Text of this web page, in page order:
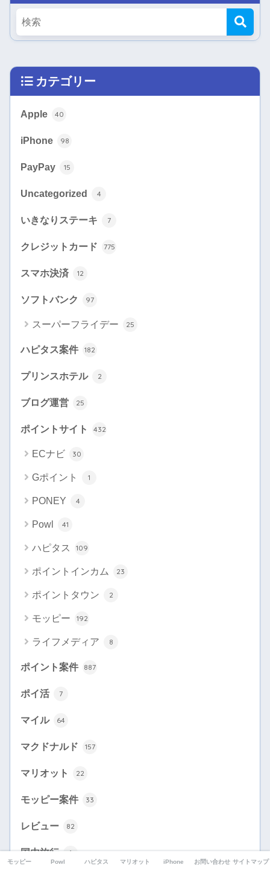
カテゴリー
Apple 40
iPhone 98
PayPay 15
Uncategorized 4
いきなりステーキ 7
クレジットカード 775
スマホ決済 12
ソフトバンク 97
スーパーフライデー 25
ハピタス案件 182
プリンスホテル 2
ブログ運営 25
ポイントサイト 432
ECナビ 30
Gポイント 1
PONEY 4
Powl 41
ハピタス 109
ポイントインカム 23
ポイントタウン 2
モッピー 192
ライフメディア 8
ポイント案件 887
ポイ活 7
マイル 64
マクドナルド 157
マリオット 22
モッピー案件 33
レビュー 82
国内旅行 1
モッピー Powl ハピタス マリオット iPhone お問い合わせ サイトマップ